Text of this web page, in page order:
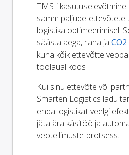
TMS-i
samm paljude ettevõtete
logistika optimeerimisel.
säästa aega, raha ja
kuna kõik ettevõtte
töölaual koos.
Kui sinu ettevõte või
Smarten Logistics ladu
enda logistikat veelgi
jäta ära käsitöö ja
veotellimuste protsess.